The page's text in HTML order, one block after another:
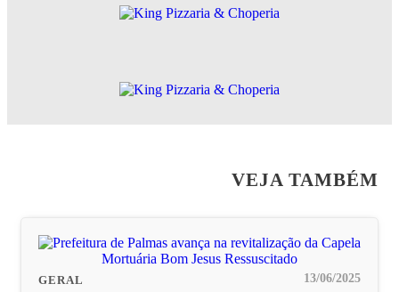
VEJA TAMBÉM
GERAL 13/06/2025